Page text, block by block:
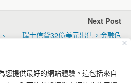
您提供最好的網站體驗。 這包括來自
g
er
e
st
Next Post
瑞士信貸32億美元出售，金融危